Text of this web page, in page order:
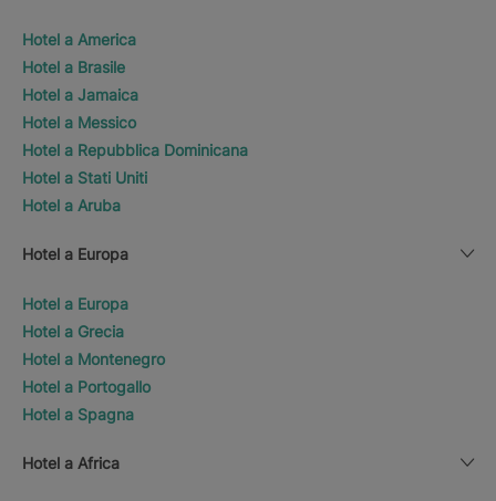
Hotel a America
Hotel a Brasile
Hotel a Jamaica
Hotel a Messico
Hotel a Repubblica Dominicana
Hotel a Stati Uniti
Hotel a Aruba
Hotel a Europa
Hotel a Europa
Hotel a Grecia
Hotel a Montenegro
Hotel a Portogallo
Hotel a Spagna
Hotel a Africa